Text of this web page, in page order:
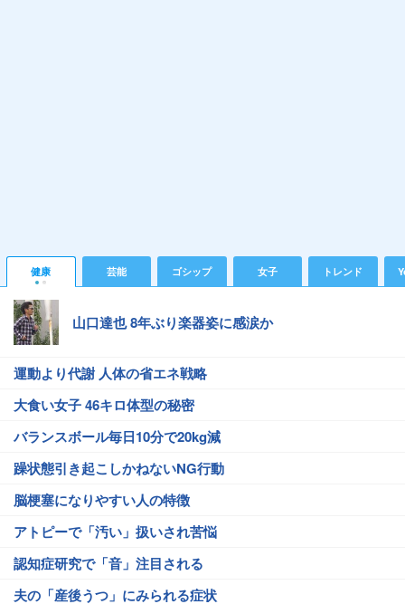
健康 芸能 ゴシップ 女子 トレンド
山口達也 8年ぶり楽器姿に感涙か
運動より代謝 人体の省エネ戦略
大食い女子 46キロ体型の秘密
バランスボール毎日10分で20kg減
躁状態引き起こしかねないNG行動
脳梗塞になりやすい人の特徴
アトピーで「汚い」扱いされ苦悩
認知症研究で「音」注目される
夫の「産後うつ」にみられる症状